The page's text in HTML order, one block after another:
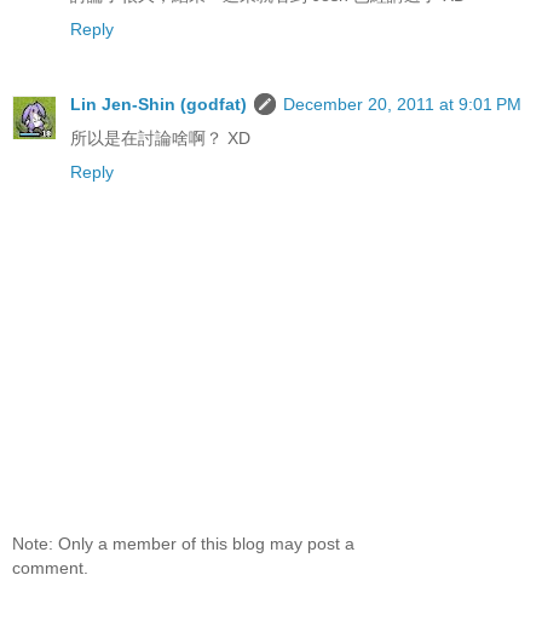
Reply
Lin Jen-Shin (godfat)
December 20, 2011 at 9:01 PM
所以是在討論啥啊？ XD
Reply
Note: Only a member of this blog may post a
comment.